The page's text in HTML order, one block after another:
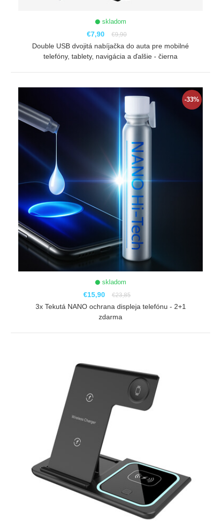
skladom
€7,90 €9,90
ZOBRAZIŤ
Double USB dvojitá nabíjačka do auta pre mobilné
telefóny, tablety, navigácia a ďalšie - čierna
-33%
skladom
€15,90 €23,85
3x Tekutá NANO ochrana displeja telefónu - 2+1
zdarma